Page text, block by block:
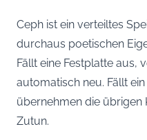
Ceph ist ein verteiltes
durchaus poetischen
Fällt eine Festplatte aus,
automatisch neu. Fällt
übernehmen die übrigen
Zutun.